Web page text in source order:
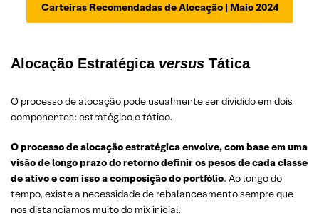
Carteiras Recomendadas de Alocação | Maio 2024
Alocação Estratégica versus Tática
O processo de alocação pode usualmente ser dividido em dois
componentes: estratégico e tático.
O processo de alocação estratégica envolve, com base em uma
visão de longo prazo do retorno definir os pesos de cada classe
de ativo e com isso a composição do portfólio. Ao longo do
tempo, existe a necessidade de rebalanceamento sempre que
nos distanciamos muito do mix inicial.